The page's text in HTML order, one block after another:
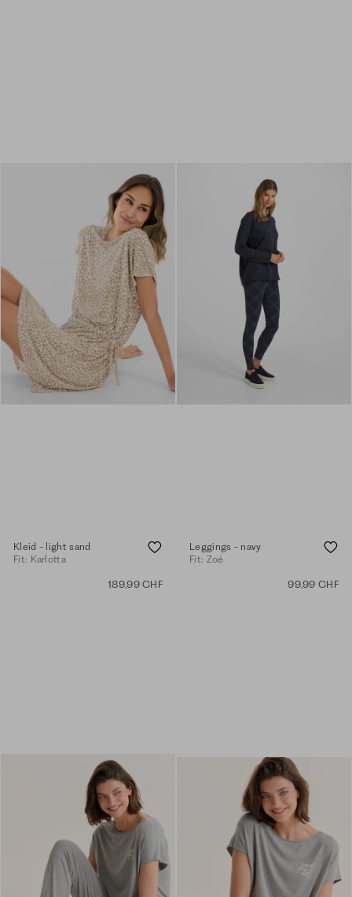
Kleid - light sand
Fit: Karlotta
189,99 CHF
Leggings - navy
Fit: Zoé
99,99 CHF